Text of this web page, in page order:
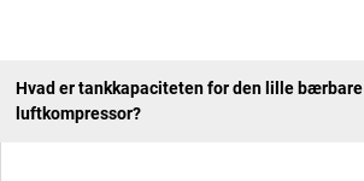
Hvad er tankkapaciteten for den lille bærbare
luftkompressor?